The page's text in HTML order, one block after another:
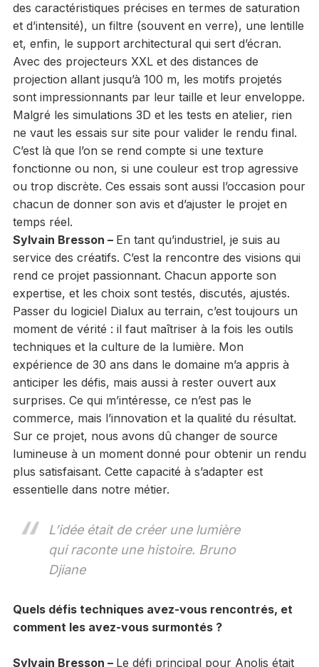
des caractéristiques précises en termes de saturation
et d’intensité), un filtre (souvent en verre), une lentille
et, enfin, le support architectural qui sert d’écran.
Avec des projecteurs XXL et des distances de
projection allant jusqu’à 100 m, les motifs projetés
sont impressionnants par leur taille et leur enveloppe.
Malgré les simulations 3D et les tests en atelier, rien
ne vaut les essais sur site pour valider le rendu final.
C’est là que l’on se rend compte si une texture
fonctionne ou non, si une couleur est trop agressive
ou trop discrète. Ces essais sont aussi l’occasion pour
chacun de donner son avis et d’ajuster le projet en
temps réel.
Sylvain Bresson – En tant qu’industriel, je suis au
service des créatifs. C’est la rencontre des visions qui
rend ce projet passionnant. Chacun apporte son
expertise, et les choix sont testés, discutés, ajustés.
Passer du logiciel Dialux au terrain, c’est toujours un
moment de vérité : il faut maîtriser à la fois les outils
techniques et la culture de la lumière. Mon
expérience de 30 ans dans le domaine m’a appris à
anticiper les défis, mais aussi à rester ouvert aux
surprises. Ce qui m’intéresse, ce n’est pas le
commerce, mais l’innovation et la qualité du résultat.
Sur ce projet, nous avons dû changer de source
lumineuse à un moment donné pour obtenir un rendu
plus satisfaisant. Cette capacité à s’adapter est
essentielle dans notre métier.
L’idée était de créer une lumière
qui raconte une histoire. Bruno
Djiane
Quels défis techniques avez-vous rencontrés, et
comment les avez-vous surmontés ?
Sylvain Bresson – Le défi principal pour Anolis était